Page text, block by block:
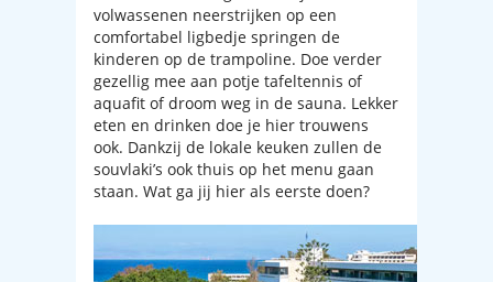
volwassenen neerstrijken op een
comfortabel ligbedje springen de
kinderen op de trampoline. Doe verder
gezellig mee aan potje tafeltennis of
aquafit of droom weg in de sauna. Lekker
eten en drinken doe je hier trouwens
ook. Dankzij de lokale keuken zullen de
souvlaki’s ook thuis op het menu gaan
staan. Wat ga jij hier als eerste doen?